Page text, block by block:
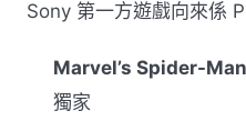
Sony 第一方遊戲向來係
Marvel’s Spider-
獨家